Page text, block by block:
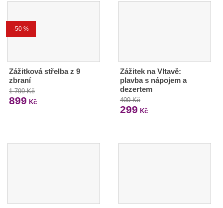
-50 %
Zážitková střelba z 9
zbraní
1 799 Kč
899 Kč
Zážitek na Vltavě:
plavba s nápojem a
dezertem
400 Kč
299 Kč